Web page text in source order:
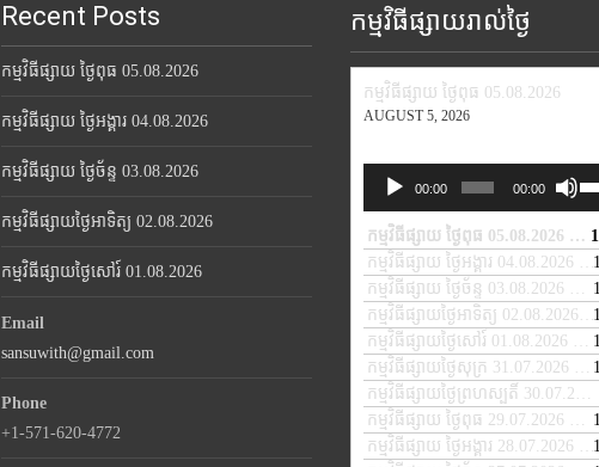
Recent Posts
កម្មវិធីផ្សាយ ថ្ងៃពុធ 05.08.2026
កម្មវិធីផ្សាយ ថ្ងៃអង្គារ 04.08.2026
កម្មវិធីផ្សាយ ថ្ងៃច័ន្ទ 03.08.2026
កម្មវិធីផ្សាយថ្ងៃអាទិត្យ 02.08.2026
កម្មវិធីផ្សាយថ្ងៃសៅរ៍ 01.08.2026
កម្មវិធីផ្សាយរាល់ថ្ងៃ
កម្មវិធីផ្សាយ ថ្ងៃពុធ 05.08.2026
AUGUST 5, 2026
Audio
Player
00:00 00:00
to
or
កម្មវិធីផ្សាយ ថ្ងៃពុធ 05.08.2026 —
កម្មវិធីផ្សាយ ថ្ងៃអង្គារ 04.08.2026 —
កម្មវិធីផ្សាយ ថ្ងៃច័ន្ទ 03.08.2026 —
កម្មវិធីផ្សាយថ្ងៃអាទិត្យ 02.08.2026
កម្មវិធីផ្សាយថ្ងៃសៅរ៍ 01.08.2026 —
កម្មវិធីផ្សាយថ្ងៃសុក្រ 31.07.2026 —
កម្មវិធីផ្សាយថ្ងៃព្រហស្បតិ៍ 30.07.2026
កម្មវិធីផ្សាយ ថ្ងៃពុធ 29.07.2026 —
កម្មវិធីផ្សាយ ថ្ងៃអង្គារ 28.07.2026 —
Email
sansuwith@gmail.com
Phone
+1-571-620-4772